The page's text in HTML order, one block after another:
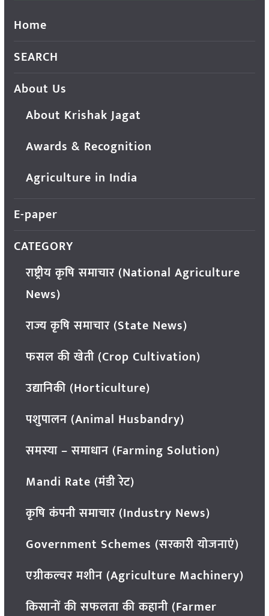
Home
SEARCH
About Us
About Krishak Jagat
Awards & Recognition
Agriculture in India
E-paper
CATEGORY
राष्ट्रीय कृषि समाचार (National Agriculture
News)
राज्य कृषि समाचार (State News)
फसल की खेती (Crop Cultivation)
उद्यानिकी (Horticulture)
पशुपालन (Animal Husbandry)
समस्या – समाधान (Farming Solution)
Mandi Rate (मंडी रेट)
कृषि कंपनी समाचार (Industry News)
Government Schemes (सरकारी योजनाएं)
एग्रीकल्चर मशीन (Agriculture Machinery)
किसानों की सफलता की कहानी (Farmer